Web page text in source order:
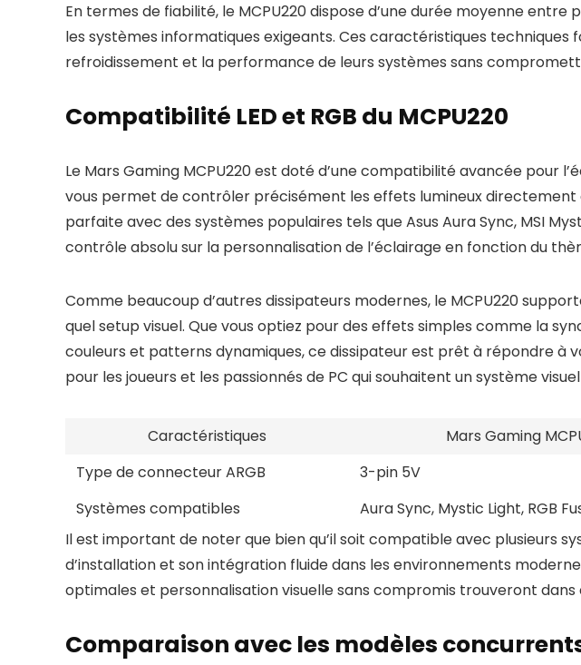
En termes de fiabilité, le MCPU220 dispose d’une durée moyenne
les systèmes informatiques exigeants. Ces caractéristiques techniques
refroidissement et la performance de leurs systèmes sans
Compatibilité LED et RGB du MCPU220
Le Mars Gaming MCPU220 est doté d’une compatibilité avancée pour
vous permet de contrôler précisément les effets lumineux
parfaite avec des systèmes populaires tels que Asus Aura Sync, MSI
contrôle absolu sur la personnalisation de l’éclairage en fonction du
Comme beaucoup d’autres dissipateurs modernes, le MCPU220
quel setup visuel. Que vous optiez pour des effets simples comme la
couleurs et patterns dynamiques, ce dissipateur est prêt à répondre à
pour les joueurs et les passionnés de PC qui souhaitent un système
Caractéristiques Mars Gaming
Type de connecteur ARGB
3-pin 5V
Systèmes compatibles
Aura Sync, Mystic Light, RGB
Il est important de noter que bien qu’il soit compatible avec plusieurs
d’installation et son intégration fluide dans les environnements
optimales et personnalisation visuelle sans compromis trouveront
Comparaison avec les modèles